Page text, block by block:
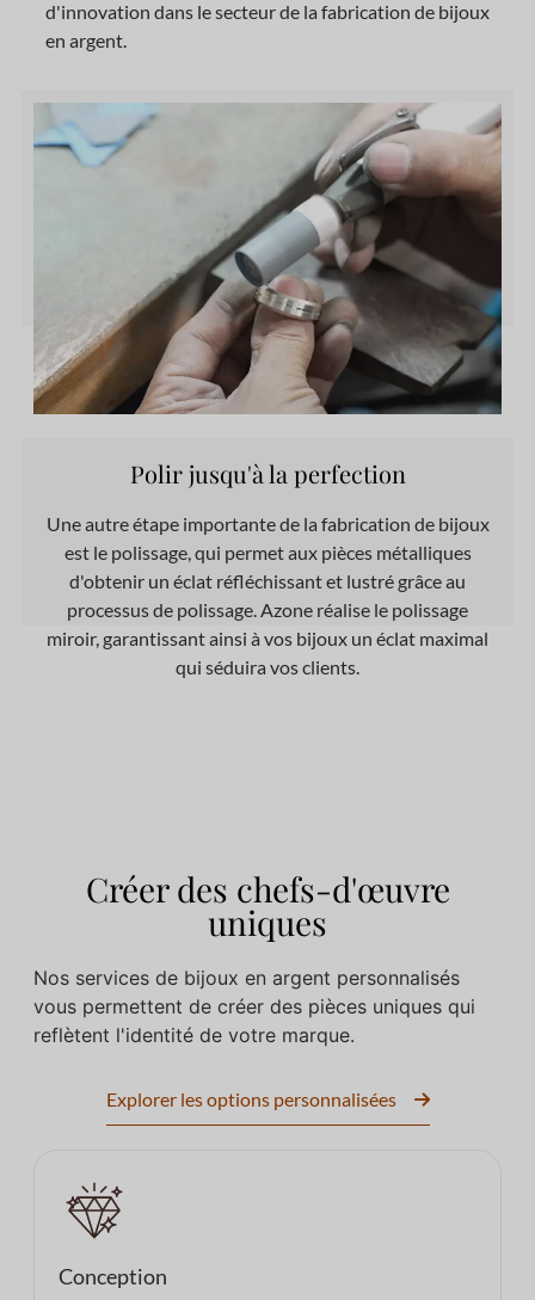
d'innovation dans le secteur de la fabrication de bijoux
en argent.
Polir jusqu'à la perfection
Une autre étape importante de la fabrication de bijoux
est le polissage, qui permet aux pièces métalliques
d'obtenir un éclat réfléchissant et lustré grâce au
processus de polissage. Azone réalise le polissage
miroir, garantissant ainsi à vos bijoux un éclat maximal
qui séduira vos clients.
Créer des chefs-d'œuvre
uniques
Nos services de bijoux en argent personnalisés
vous permettent de créer des pièces uniques qui
reflètent l'identité de votre marque.
Explorer les options personnalisées
Conception